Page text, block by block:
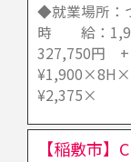
◆就業場所：
時 給：
327,750円
¥2,375×
【稲敷市